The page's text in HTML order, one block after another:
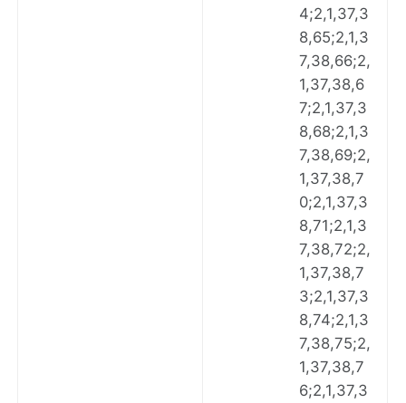
4;2,1,37,3
8,65;2,1,3
7,38,66;2,
1,37,38,6
7;2,1,37,3
8,68;2,1,3
7,38,69;2,
1,37,38,7
0;2,1,37,3
8,71;2,1,3
7,38,72;2,
1,37,38,7
3;2,1,37,3
8,74;2,1,3
7,38,75;2,
1,37,38,7
6;2,1,37,3